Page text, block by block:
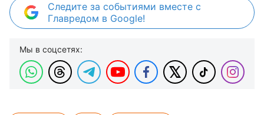
Следите за событиями вместе с
Главредом в Google!
Мы в соцсетях: